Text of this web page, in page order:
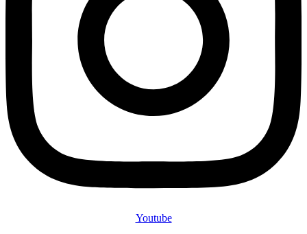
Youtube